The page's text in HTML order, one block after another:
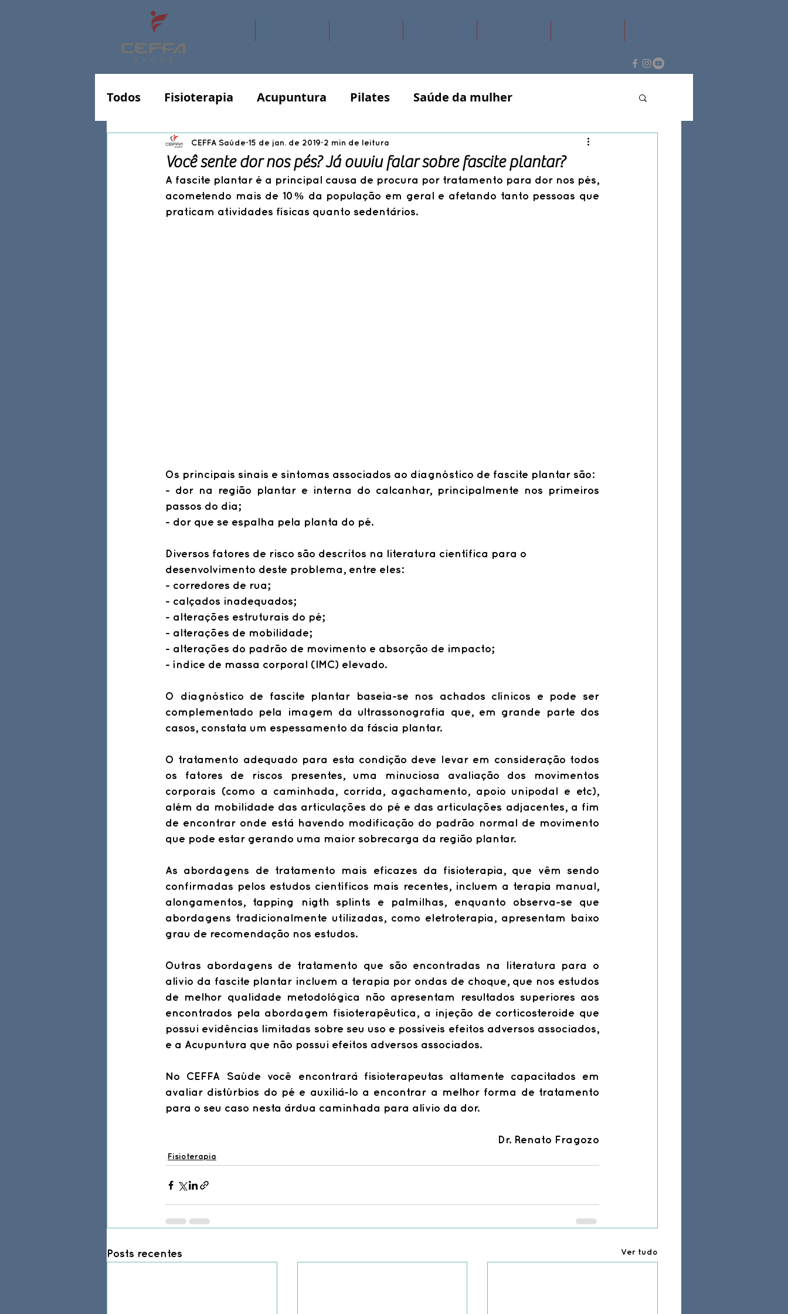
Todos Fisioterapia Acupuntura Pilates Saúde da mulher
Você sente dor nos pés? Já ouviu falar sobre fascite plantar?
CEFFA Saúde 15 de jan. de 2019 2 min de leitura
A fascite plantar é a principal causa de procura por tratamento para dor nos pés,
acometendo mais de 10% da população em geral e afetando tanto pessoas que
praticam atividades físicas quanto sedentários.
Os principais sinais e sintomas associados ao diagnóstico de fascite plantar são:
- dor na região plantar e interna do calcanhar, principalmente nos primeiros
passos do dia;
- dor que se espalha pela planta do pé.
Diversos fatores de risco são descritos na literatura científica para o
desenvolvimento deste problema, entre eles:
- corredores de rua;
- calçados inadequados;
- alterações estruturais do pé;
- alterações de mobilidade;
- alterações do padrão de movimento e absorção de impacto;
- índice de massa corporal (IMC) elevado.
O diagnóstico de fascite plantar baseia-se nos achados clínicos e pode ser
complementado pela imagem da ultrassonografia que, em grande parte dos
casos, constata um espessamento da fáscia plantar.
O tratamento adequado para esta condição deve levar em consideração todos
os fatores de riscos presentes, uma minuciosa avaliação dos movimentos
corporais (como a caminhada, corrida, agachamento, apoio unipodal e etc),
além da mobilidade das articulações do pé e das articulações adjacentes, a fim
de encontrar onde está havendo modificação do padrão normal de movimento
que pode estar gerando uma maior sobrecarga da região plantar.
As abordagens de tratamento mais eficazes da fisioterapia, que vêm sendo
confirmadas pelos estudos científicos mais recentes, incluem a terapia manual,
alongamentos, tapping nigth splints e palmilhas, enquanto observa-se que
abordagens tradicionalmente utilizadas, como eletroterapia, apresentam baixo
grau de recomendação nos estudos.
Outras abordagens de tratamento que são encontradas na literatura para o
alívio da fascite plantar incluem a terapia por ondas de choque, que nos estudos
de melhor qualidade metodológica não apresentam resultados superiores aos
encontrados pela abordagem fisioterapêutica, a injeção de corticosteroide que
possui evidências limitadas sobre seu uso e possíveis efeitos adversos associados,
e a Acupuntura que não possui efeitos adversos associados.
No CEFFA Saúde você encontrará fisioterapeutas altamente capacitados em
avaliar distúrbios do pé e auxiliá-lo a encontrar a melhor forma de tratamento
para o seu caso nesta árdua caminhada para alívio da dor.
Dr. Renato Fragozo
Fisioterapia
Posts recentes Ver tudo